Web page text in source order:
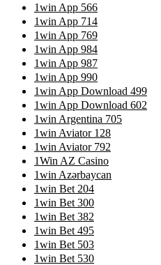
1win App 566
1win App 714
1win App 769
1win App 984
1win App 987
1win App 990
1win App Download 499
1win App Download 602
1win Argentina 705
1win Aviator 128
1win Aviator 792
1Win AZ Casino
1win Azərbaycan
1win Bet 204
1win Bet 300
1win Bet 382
1win Bet 495
1win Bet 503
1win Bet 530